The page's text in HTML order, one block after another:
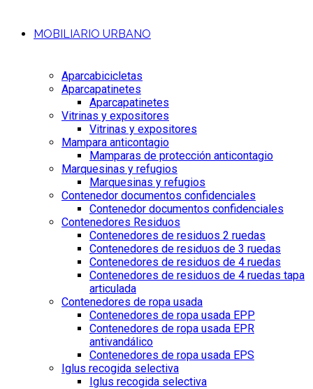
MOBILIARIO URBANO
Aparcabicicletas
Aparcapatinetes
Aparcapatinetes
Vitrinas y expositores
Vitrinas y expositores
Mampara anticontagio
Mamparas de protección anticontagio
Marquesinas y refugios
Marquesinas y refugios
Contenedor documentos confidenciales
Contenedor documentos confidenciales
Contenedores Residuos
Contenedores de residuos 2 ruedas
Contenedores de residuos de 3 ruedas
Contenedores de residuos de 4 ruedas
Contenedores de residuos de 4 ruedas tapa
articulada
Contenedores de ropa usada
Contenedores de ropa usada EPP
Contenedores de ropa usada EPR
antivandálico
Contenedores de ropa usada EPS
Iglus recogida selectiva
Iglus recogida selectiva